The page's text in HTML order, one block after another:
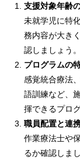
支援対象年齢
未就学児に特
務内容が大き
認しましょう。
プログラムの
感覚統合療法
語訓練など、
揮できるプロ
職員配置と連
作業療法士や
るか確認しま